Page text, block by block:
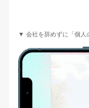
▼ 会社を辞めずに「個人